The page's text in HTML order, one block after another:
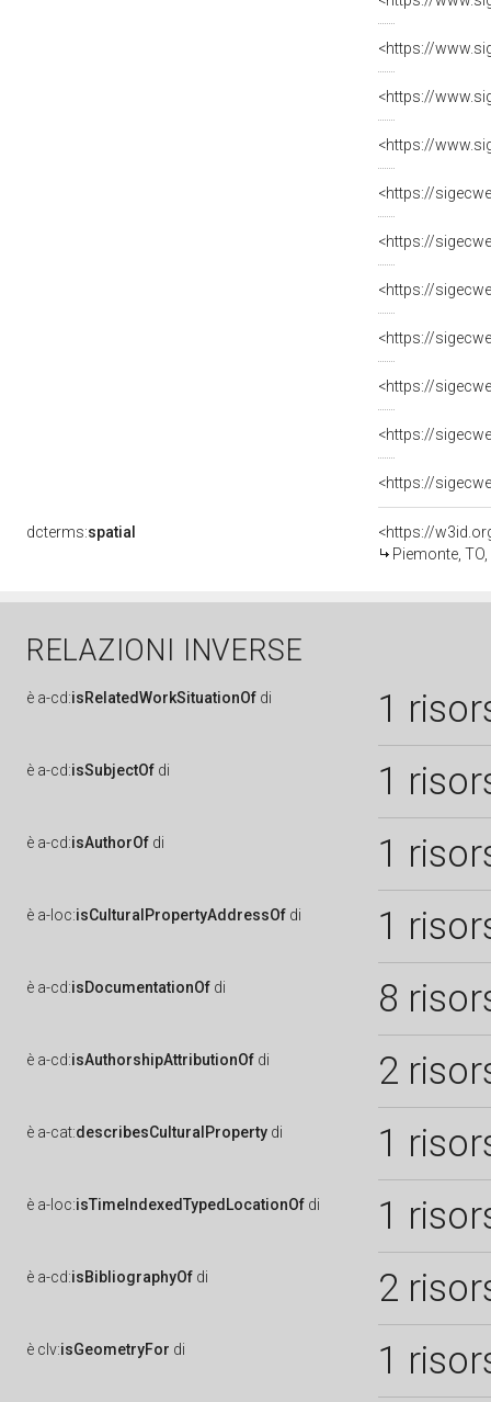
<https://
<https://
<https://
<https://
<https://
<https://
<https://
<https://
<https://
<https://
dcterms:spatial
<https://
Piemonte,
RELAZIONI INVERSE
è a-cd:isRelatedWorkSituationOf di 1
è a-cd:isSubjectOf di 1
è a-cd:isAuthorOf di 1
è a-loc:isCulturalPropertyAddressOf di 1
è a-cd:isDocumentationOf di 8
è a-cd:isAuthorshipAttributionOf di 2
è a-cat:describesCulturalProperty di 1
è a-loc:isTimeIndexedTypedLocationOf di 1
è a-cd:isBibliographyOf di 2
è clv:isGeometryFor di 1